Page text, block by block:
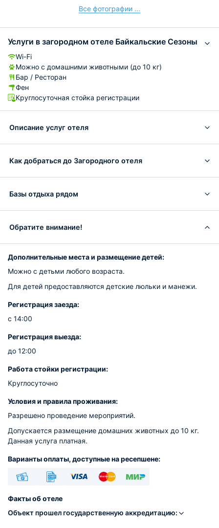
Все фотографии ...
Услуги в загородном отеле Байкальские Сезоны
Wi-Fi
Можно с домашними животными (до 10 кг)
Бар / Ресторан
Фен
Круглосуточная стойка регистрации
Описание услуг отеля
Как добраться до Загородного отеля
Базы отдыха рядом
Обратите внимание!
Дополнительные места и размещение детей:
Можно с детьми любого возраста.
Для детей предоставляются детские люльки и манежи.
Регистрация заезда:
с 14:00
Регистрация выезда:
до 12:00
Работа стойки регистрации:
Круглосуточно
Условия и правила проживания:
Разрешено проведение мероприятий.
Допускается размещение домашних животных до 10 кг.
Данная услуга платная.
Варианты оплаты, доступные на ресепшене:
Факты об отеле
Объект прошел государственную аккредитацию: